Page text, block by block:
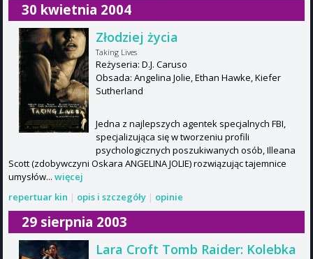
30 kwietnia 2004
Złodziej życia
Taking Lives
Reżyseria: D.J. Caruso
Obsada: Angelina Jolie, Ethan Hawke, Kiefer
Sutherland
Jedna z najlepszych agentek specjalnych FBI,
specjalizująca się w tworzeniu profili
psychologicznych poszukiwanych osób, Illeana
Scott (zdobywczyni Oskara ANGELINA JOLIE) rozwiązując tajemnice
umysłów... więcej
repertuar kin | opis i szczegóły | opinie
29 sierpnia 2003
Lara Croft Tomb Raider: Kolebka